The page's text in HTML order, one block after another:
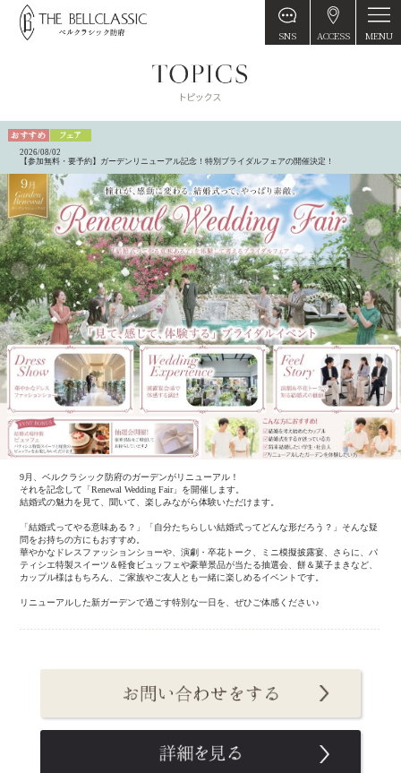
SNS ACCESS MENU
2026/08/02
【参加無料・要予約】ガーデンリニューアル記念！特別ブライダルフェアの開催決定！
9月、ベルクラシック防府のガーデンがリニューアル！
それを記念して「Renewal Wedding Fair」を開催します。
結婚式の魅力を見て、聞いて、楽しみながら体験いただけます。
「結婚式ってやる意味ある？」「自分たちらしい結婚式ってどんな形だろう？」そんな疑
問をお持ちの方にもおすすめ。
華やかなドレスファッションショーや、演劇・卒花トーク、ミニ模擬披露宴、さらに、パ
ティシエ特製スイーツ＆軽食ビュッフェや豪華景品が当たる抽選会、餅＆菓子まきなど、
カップル様はもちろん、ご家族やご友人とも一緒に楽しめるイベントです。
リニューアルした新ガーデンで過ごす特別な一日を、ぜひご体感ください♪